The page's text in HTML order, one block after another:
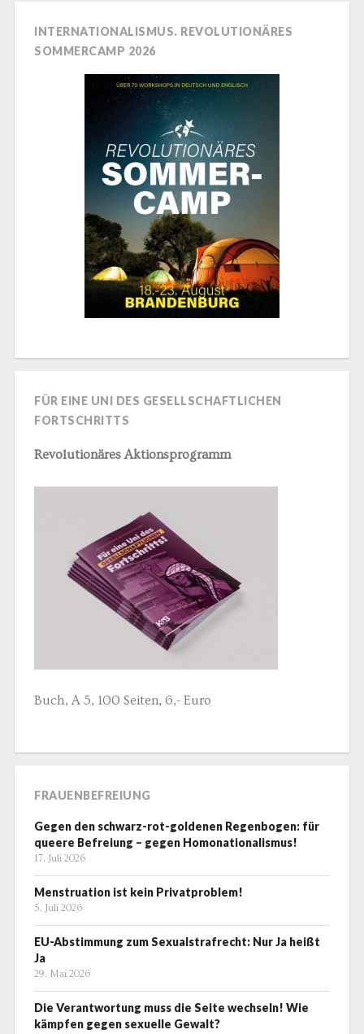
INTERNATIONALISMUS. REVOLUTIONÄRES
SOMMERCAMP 2026
FÜR EINE UNI DES GESELLSCHAFTLICHEN
FORTSCHRITTS
Revolutionäres Aktionsprogramm
Buch, A 5, 100 Seiten, 6,- Euro
FRAUENBEFREIUNG
Gegen den schwarz-rot-goldenen Regenbogen: für
queere Befreiung – gegen Homonationalismus!
17. Juli 2026
Menstruation ist kein Privatproblem!
5. Juli 2026
EU-Abstimmung zum Sexualstrafrecht: Nur Ja heißt
Ja
29. Mai 2026
Die Verantwortung muss die Seite wechseln! Wie
kämpfen gegen sexuelle Gewalt?